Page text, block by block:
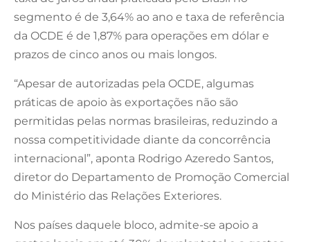
segmento é de 3,64% ao ano e taxa de referência
da OCDE é de 1,87% para operações em dólar e
prazos de cinco anos ou mais longos.
“Apesar de autorizadas pela OCDE, algumas
práticas de apoio às exportações não são
permitidas pelas normas brasileiras, reduzindo a
nossa competitividade diante da concorrência
internacional”, aponta Rodrigo Azeredo Santos,
diretor do Departamento de Promoção Comercial
do Ministério das Relações Exteriores.
Nos países daquele bloco, admite-se apoio a